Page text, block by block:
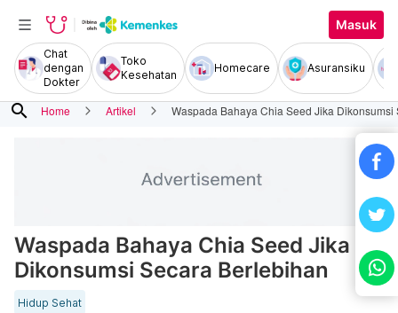
Masuk
Chat
dengan
Dokter
Toko
Kesehatan
Homecare Asuransiku
search Home Artikel Waspada Bahaya Chia Seed Jika
Waspada Bahaya Chia Seed Jika
Dikonsumsi Secara Berlebihan
Hidup Sehat